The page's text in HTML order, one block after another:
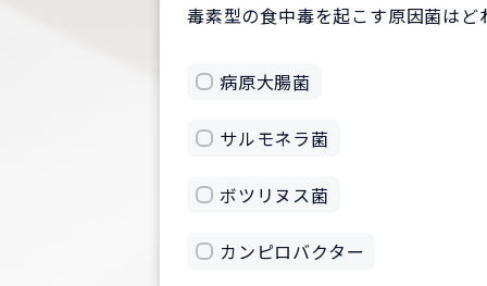
毒素型の食中毒を起こす原因菌はど
病原大腸菌
サルモネラ菌
ボツリヌス菌
カンピロバクター